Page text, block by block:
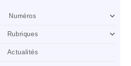
Numéros
Rubriques
Actualités